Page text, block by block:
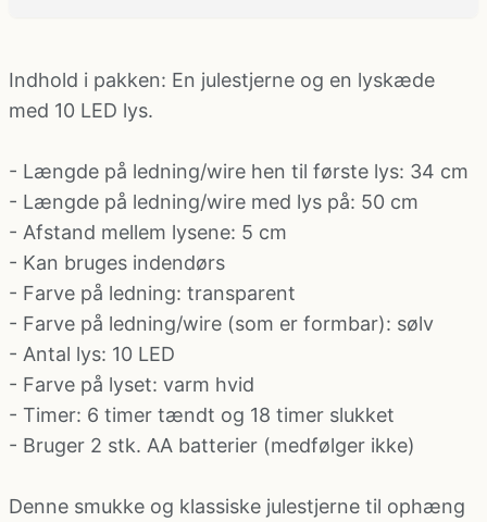
Nonne, præste, munke kostumer
Paryk og skæg
Pirat kostume
Politi kostume, fange kostume og militær
kostume
Strømper og handsker
Indhold i pakken: En julestjerne og en lyskæde
med 10 LED lys.
- Længde på ledning/wire hen til første lys: 34 cm
- Længde på ledning/wire med lys på: 50 cm
- Afstand mellem lysene: 5 cm
- Kan bruges indendørs
- Farve på ledning: transparent
- Farve på ledning/wire (som er formbar): sølv
- Antal lys: 10 LED
- Farve på lyset: varm hvid
- Timer: 6 timer tændt og 18 timer slukket
- Bruger 2 stk. AA batterier (medfølger ikke)
Denne smukke og klassiske julestjerne til ophæng